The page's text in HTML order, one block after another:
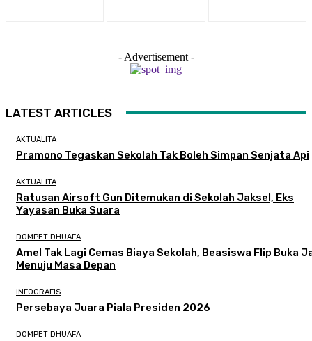
- Advertisement -
LATEST ARTICLES
AKTUALITA
Pramono Tegaskan Sekolah Tak Boleh Simpan Senjata Api
AKTUALITA
Ratusan Airsoft Gun Ditemukan di Sekolah Jaksel, Eks
Yayasan Buka Suara
DOMPET DHUAFA
Amel Tak Lagi Cemas Biaya Sekolah, Beasiswa Flip Buka
Menuju Masa Depan
INFOGRAFIS
Persebaya Juara Piala Presiden 2026
DOMPET DHUAFA